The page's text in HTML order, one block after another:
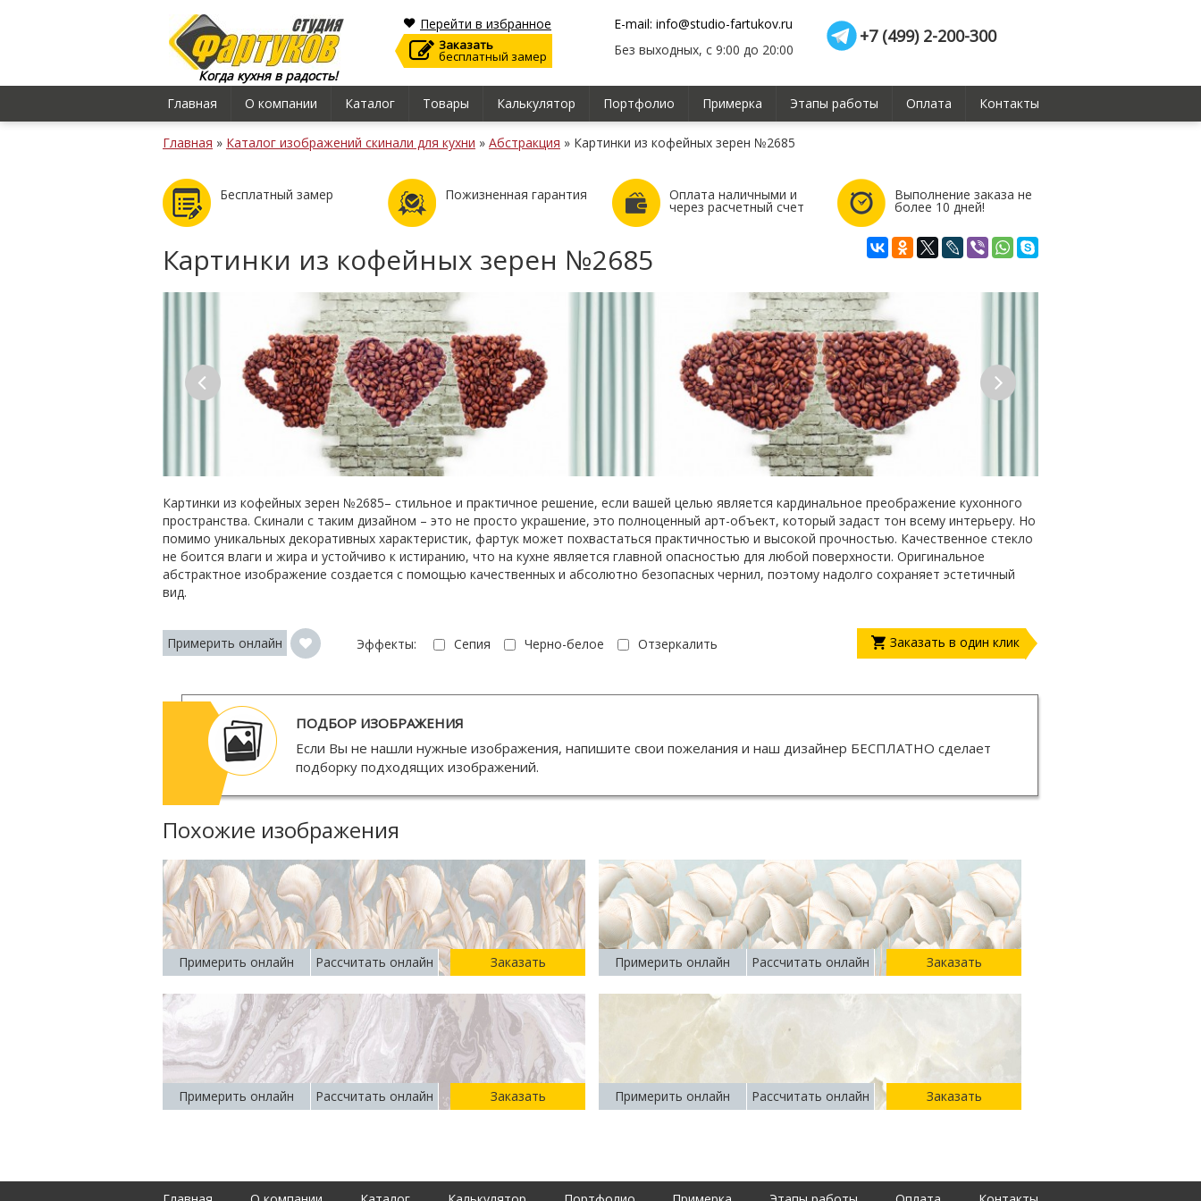
Когда кухня в радость!
Перейти в избранное
Заказать
бесплатный замер
E-mail: info@studio-fartukov.ru
Без выходных, с 9:00 до 20:00
+7 (499) 2-200-300
Главная О компании Каталог Товары Калькулятор Портфолио Примерка Этапы работы Оплата Контакты
Главная » Каталог изображений скинали для кухни » Абстракция » Картинки из кофейных зерен №2685
Бесплатный замер Пожизненная гарантия Оплата наличными и
через расчетный счет
Выполнение заказа не
более 10 дней!
Картинки из кофейных зерен №2685
Картинки из кофейных зерен №2685– стильное и практичное решение, если вашей целью является кардинальное преображение кухонного
пространства. Скинали с таким дизайном – это не просто украшение, это полноценный арт-объект, который задаст тон всему интерьеру. Но
помимо уникальных декоративных характеристик, фартук может похвастаться практичностью и высокой прочностью. Качественное стекло
не боится влаги и жира и устойчиво к истиранию, что на кухне является главной опасностью для любой поверхности. Оригинальное
абстрактное изображение создается с помощью качественных и абсолютно безопасных чернил, поэтому надолго сохраняет эстетичный
вид.
Заказать в один клик
Примерить онлайн Эффекты: Сепия Черно-белое Отзеркалить
ПОДБОР ИЗОБРАЖЕНИЯ
Если Вы не нашли нужные изображения, напишите свои пожелания и наш дизайнер БЕСПЛАТНО сделает
подборку подходящих изображений.
Похожие изображения
Примерить онлайн Рассчитать онлайн Заказать Примерить онлайн Рассчитать онлайн Заказать
Примерить онлайн Рассчитать онлайн Заказать Примерить онлайн Рассчитать онлайн Заказать